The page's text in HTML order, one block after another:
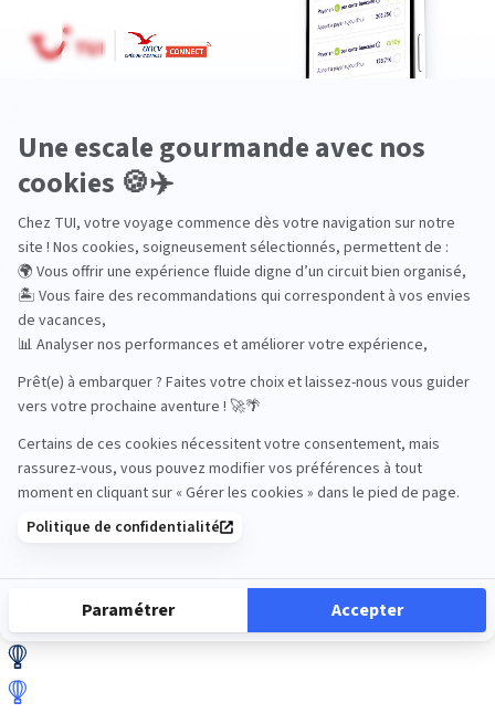
En solo
En train
Entre amis
Ethique
Golf
Hôtel de charme